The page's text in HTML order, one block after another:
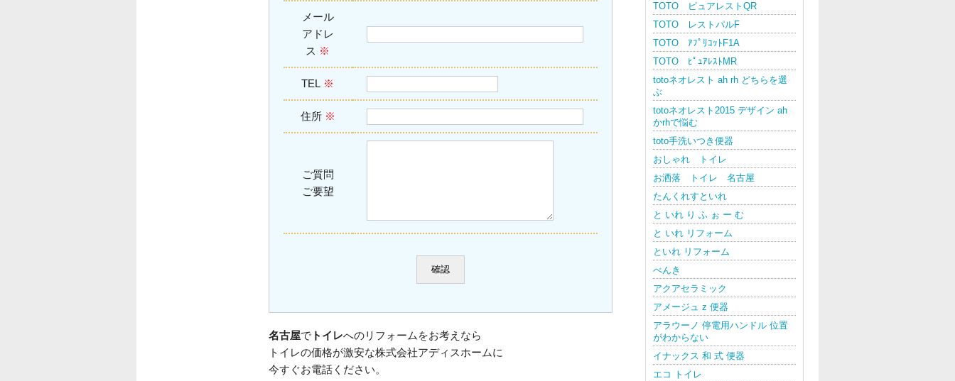
メール
アドレ
ス ※
TEL ※
住所 ※
ご質問
ご要望
名古屋でトイレへのリフォームをお考えなら
トイレの価格が激安な株式会社アディスホームに
今すぐお電話ください。
TOTO ピュアレストQR
TOTO レストパルF
TOTO ｱﾌﾟﾘｺｯﾄF1A
TOTO ﾋﾟｭｱﾚｽﾄMR
totoネオレスト ah rh どちらを選
ぶ
totoネオレスト2015 デザイン ah
かrhで悩む
toto手洗いつき便器
おしゃれ トイレ
お洒落 トイレ 名古屋
たんくれすといれ
と いれ り ふ ぉ ー む
と いれ リフォーム
といれ リフォーム
べんき
アクアセラミック
アメージュ z 便器
アラウーノ 停電用ハンドル 位置
がわからない
イナックス 和 式 便器
エコ トイレ